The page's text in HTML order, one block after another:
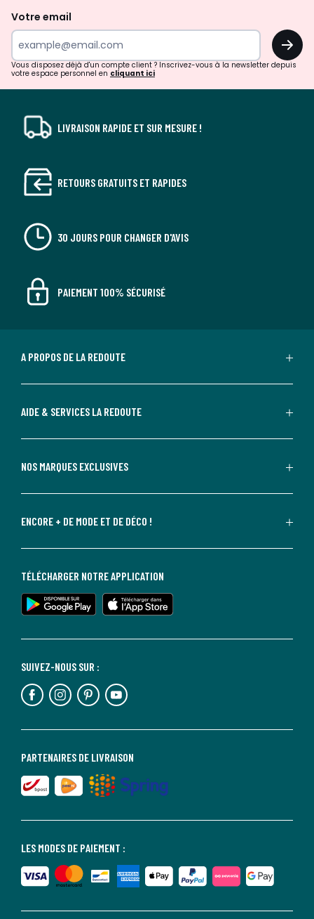
surprises?
Votre email
OK
Vous disposez déjà d'un compte client ? Inscrivez-vous à la newsletter depuis
votre espace personnel en cliquant ici
LIVRAISON RAPIDE ET SUR MESURE !
RETOURS GRATUITS ET RAPIDES
30 JOURS POUR CHANGER D'AVIS
PAIEMENT 100% SÉCURISÉ
A PROPOS DE LA REDOUTE
AIDE & SERVICES LA REDOUTE
NOS MARQUES EXCLUSIVES
ENCORE + DE MODE ET DE DÉCO !
LES MODES DE PAIEMENT :
PARTENAIRES DE LIVRAISON
SUIVEZ-NOUS SUR :
TÉLÉCHARGER NOTRE APPLICATION